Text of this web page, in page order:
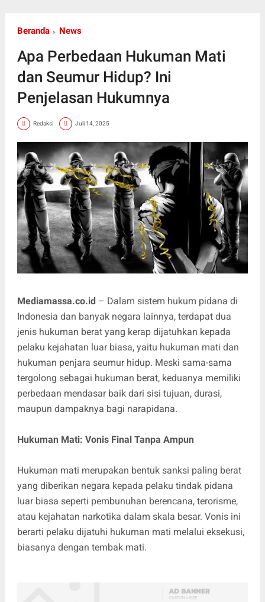
Beranda News
Apa Perbedaan Hukuman Mati
dan Seumur Hidup? Ini
Penjelasan Hukumnya
Redaksi Juli 14, 2025
Mediamassa.co.id– Dalam sistem hukum pidana di
Indonesia dan banyak negara lainnya, terdapat dua
jenis hukuman berat yang kerap dijatuhkan kepada
pelaku kejahatan luar biasa, yaitu hukuman mati dan
hukuman penjara seumur hidup. Meski sama-sama
tergolong sebagai hukuman berat, keduanya memiliki
perbedaan mendasar baik dari sisi tujuan, durasi,
maupun dampaknya bagi narapidana.
Hukuman Mati: Vonis Final Tanpa Ampun
Hukuman mati merupakan bentuk sanksi paling berat
yang diberikan negara kepada pelaku tindak pidana
luar biasa seperti pembunuhan berencana, terorisme,
atau kejahatan narkotika dalam skala besar. Vonis ini
berarti pelaku dijatuhi hukuman mati melalui eksekusi,
biasanya dengan tembak mati.